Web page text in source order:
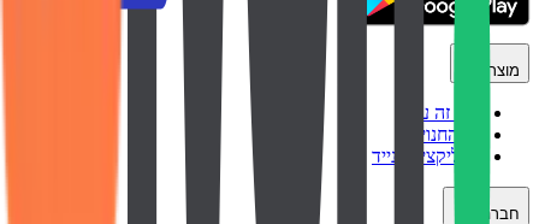
מוצר
איך זה עובד
כל החנויות
אפליקציה לנייד
חברה